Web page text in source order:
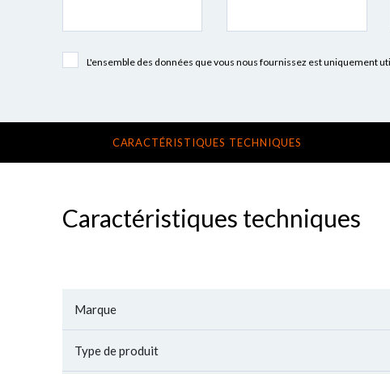
L'ensemble des données que vous nous fournissez est uniquement
CARACTÉRISTIQUES TECHNIQUES
Caractéristiques techniques
Marque
Type de produit